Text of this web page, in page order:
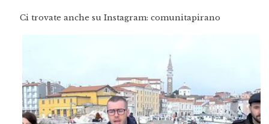
Ci trovate anche su Instagram: comunitapirano